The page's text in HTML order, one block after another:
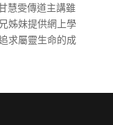
慧雯傳道主講雖
姊妹提供網上學
求屬靈生命的成